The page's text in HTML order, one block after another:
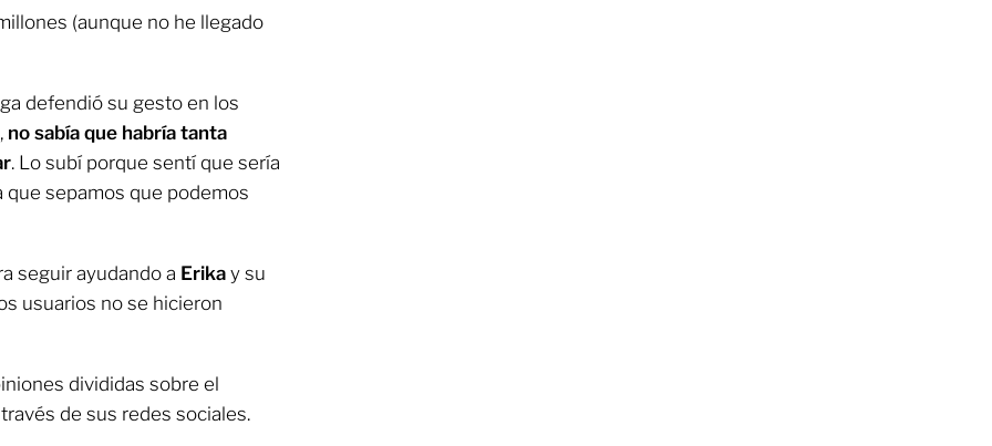
(aunque no he llegado
defendió su gesto en los
no sabía que habría tanta
. Lo subí porque sentí que sería
sepamos que podemos
seguir ayudando a Erika y su
usuarios no se hicieron
divididas sobre el
de sus redes sociales.